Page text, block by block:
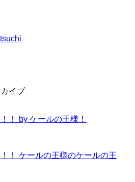
イブ
！ by ケールの王様！
！ ケールの王様のケールの王